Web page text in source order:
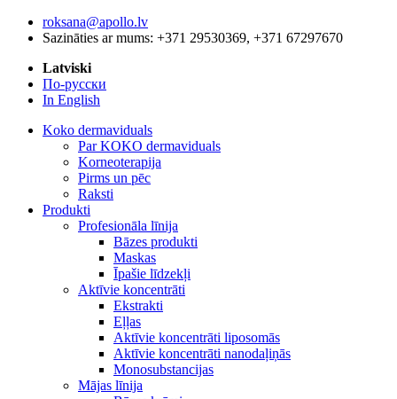
roksana@apollo.lv
Sazināties ar mums: +371 29530369, +371 67297670
Latviski
По-русски
In English
Koko dermaviduals
Par KOKO dermaviduals
Korneoterapija
Pirms un pēc
Raksti
Produkti
Profesionāla līnija
Bāzes produkti
Maskas
Īpašie līdzekļi
Aktīvie koncentrāti
Ekstrakti
Eļļas
Aktīvie koncentrāti liposomās
Aktīvie koncentrāti nanodaļiņās
Monosubstancijas
Mājas līnija